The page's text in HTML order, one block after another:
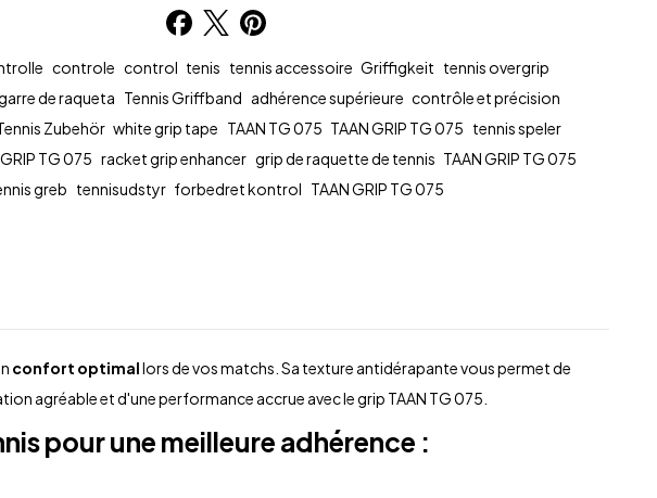
controle control tenis tennis accessoire Griffigkeit tennis overgrip
de raqueta Tennis Griffband adhérence supérieure contrôle et précision
Zubehör white grip tape TAAN TG 075 TAAN GRIP TG 075 tennis speler
TG 075 racket grip enhancer grip de raquette de tennis TAAN GRIP TG 075
greb tennisudstyr forbedret kontrol TAAN GRIP TG 075
confort optimallors de vos matchs. Sa texture antidérapante vous permet de
agréable et d'une performance accrue avec le grip TAAN TG 075.
pour une meilleure adhérence :